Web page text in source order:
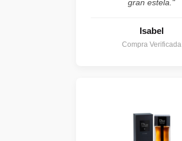
gran estela."
Isabel
Compra Verificada